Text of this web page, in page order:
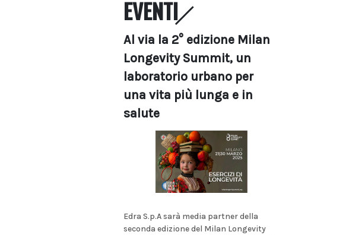
EVENTI
Al via la 2° edizione Milan
Longevity Summit, un
laboratorio urbano per
una vita più lunga e in
salute
Edra S.p.A sarà media partner della
seconda edizione del Milan Longevity